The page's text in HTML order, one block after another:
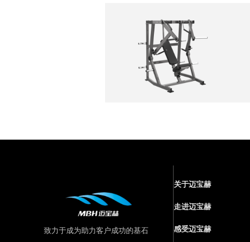
致力于成为助力客户成功的基石
关于迈宝赫
走进迈宝赫
感受迈宝赫